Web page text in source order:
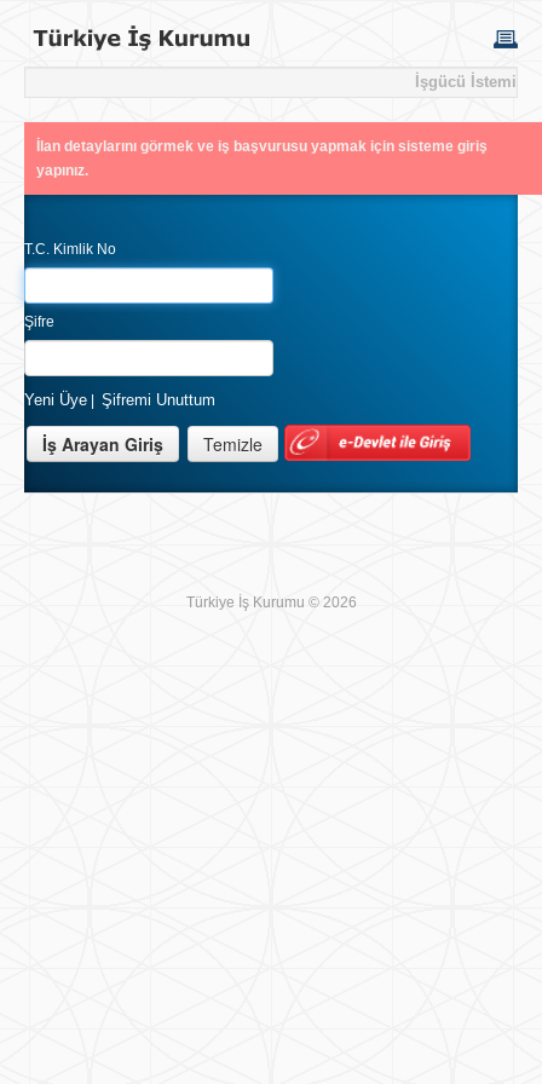
İşgücü İstemi
İlan detaylarını görmek ve iş başvurusu yapmak için sisteme giriş
yapınız.
T.C. Kimlik No
Şifre
Yeni Üye Şifremi Unuttum
Türkiye İş Kurumu © 2026